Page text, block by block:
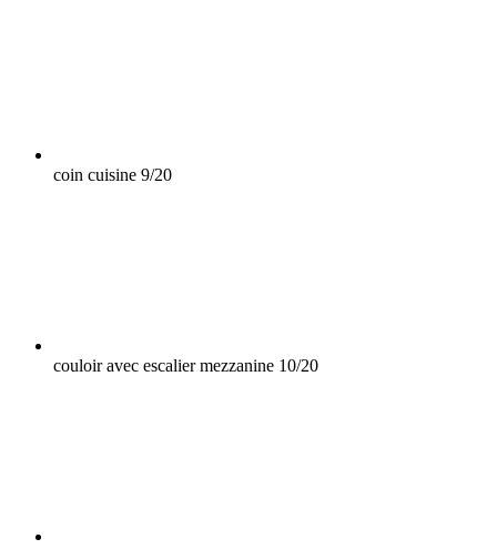
coin cuisine 9/20
couloir avec escalier mezzanine 10/20